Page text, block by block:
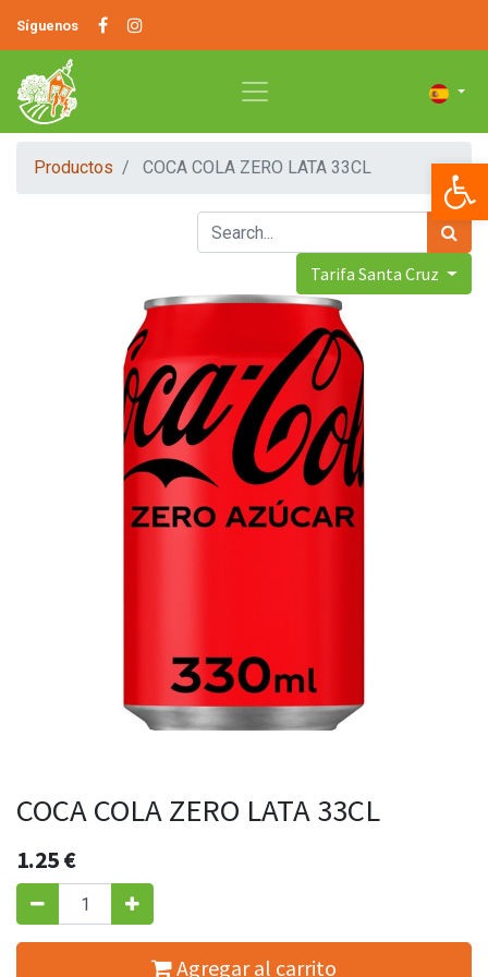
Síguenos
Productos COCA COLA ZERO LATA 33CL
Tarifa Santa Cruz
COCA COLA ZERO LATA 33CL
1.25€
Agregar al carrito